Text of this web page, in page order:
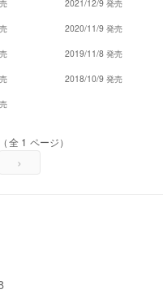
2021/12/9 発売
2020/11/9 発売
2019/11/8 発売
2018/10/9 発売
1 ページ）
›